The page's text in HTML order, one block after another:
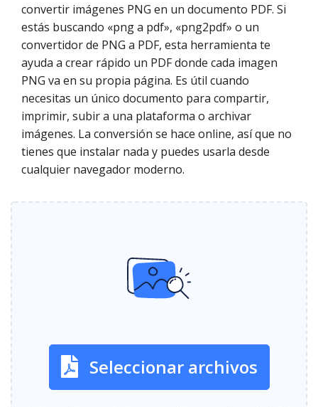
convertir imágenes PNG en un documento PDF. Si
estás buscando «png a pdf», «png2pdf» o un
convertidor de PNG a PDF, esta herramienta te
ayuda a crear rápido un PDF donde cada imagen
PNG va en su propia página. Es útil cuando
necesitas un único documento para compartir,
imprimir, subir a una plataforma o archivar
imágenes. La conversión se hace online, así que no
tienes que instalar nada y puedes usarla desde
cualquier navegador moderno.
Seleccionar archivos